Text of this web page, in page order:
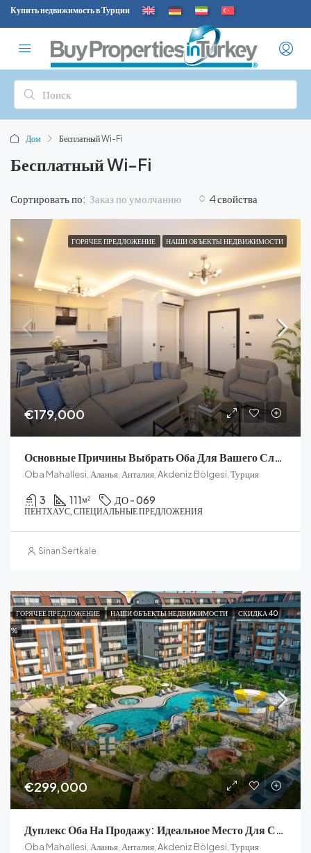
Купить недвижимость в Турции
Дом Бесплатный Wi-Fi
Бесплатный Wi-Fi
4 свойства
Сортировать по: Заказ по умолчанию
ГОРЯЧЕЕ ПРЕДЛОЖЕНИЕ НАШИ ОБЪЕКТЫ НЕДВИЖИМОСТИ
€179,000
Основные Причины Выбрать Оба Для Вашего Следующего Дома: Удобства И Образ Жизни
Oba Mahallesi, Аланья, Анталия, Akdeniz Bölgesi, Турция
3 111м² ДО - 069
ПЕНТХАУС, СПЕЦИАЛЬНЫЕ ПРЕДЛОЖЕНИЯ
Sinan Sertkale
ГОРЯЧЕЕ ПРЕДЛОЖЕНИЕ НАШИ ОБЪЕКТЫ НЕДВИЖИМОСТИ СКИДКА 40
%
€299,000
Дуплекс Оба На Продажу: Идеальное Место Для Соискателей Вида На Жительство В Турции
Oba Mahallesi, Аланья, Анталия, Akdeniz Bölgesi, Турция